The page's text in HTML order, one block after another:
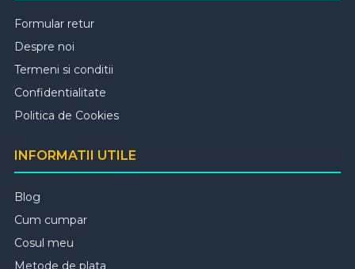
Formular retur
Despre noi
Termeni si conditii
Confidentialitate
Politica de Cookies
INFORMATII UTILE
Blog
Cum cumpar
Cosul meu
Metode de plata